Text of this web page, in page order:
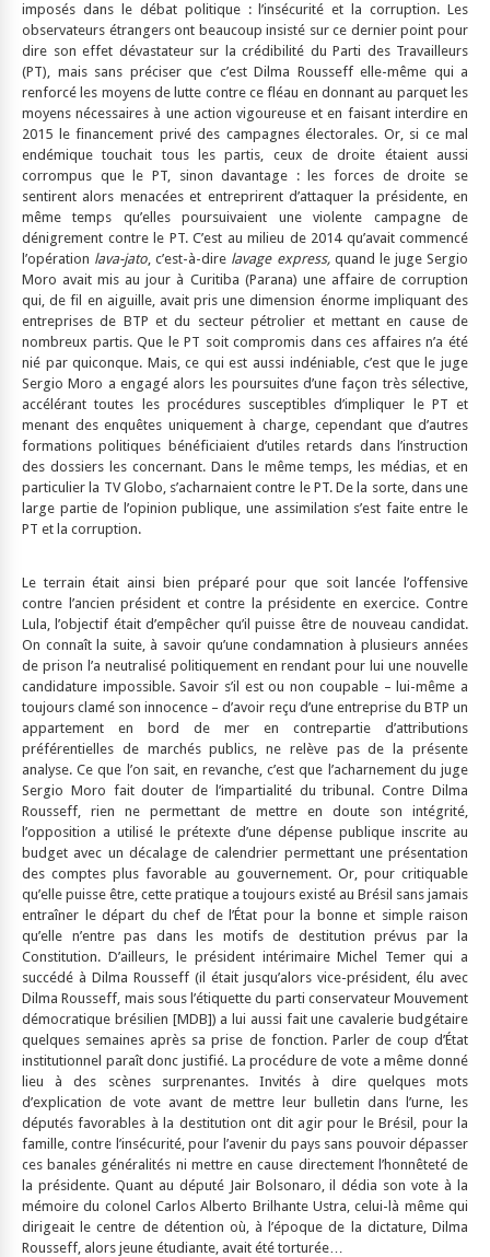
imposés dans le débat politique : l’insécurité et la corruption. Les
observateurs étrangers ont beaucoup insisté sur ce dernier point pour
dire son effet dévastateur sur la crédibilité du Parti des Travailleurs
(PT), mais sans préciser que c’est Dilma Rousseff elle-même qui a
renforcé les moyens de lutte contre ce fléau en donnant au parquet les
moyens nécessaires à une action vigoureuse et en faisant interdire en
2015 le financement privé des campagnes électorales. Or, si ce mal
endémique touchait tous les partis, ceux de droite étaient aussi
corrompus que le PT, sinon davantage : les forces de droite se
sentirent alors menacées et entreprirent d’attaquer la présidente, en
même temps qu’elles poursuivaient une violente campagne de
dénigrement contre le PT. C’est au milieu de 2014 qu’avait commencé
l’opération lava-jato, c’est-à-dire lavage express, quand le juge Sergio
Moro avait mis au jour à Curitiba (Parana) une affaire de corruption
qui, de fil en aiguille, avait pris une dimension énorme impliquant des
entreprises de BTP et du secteur pétrolier et mettant en cause de
nombreux partis. Que le PT soit compromis dans ces affaires n’a été
nié par quiconque. Mais, ce qui est aussi indéniable, c’est que le juge
Sergio Moro a engagé alors les poursuites d’une façon très sélective,
accélérant toutes les procédures susceptibles d’impliquer le PT et
menant des enquêtes uniquement à charge, cependant que d’autres
formations politiques bénéficiaient d’utiles retards dans l’instruction
des dossiers les concernant. Dans le même temps, les médias, et en
particulier la TV Globo, s’acharnaient contre le PT. De la sorte, dans une
large partie de l’opinion publique, une assimilation s’est faite entre le
PT et la corruption.
Le terrain était ainsi bien préparé pour que soit lancée l’offensive
contre l’ancien président et contre la présidente en exercice. Contre
Lula, l’objectif était d’empêcher qu’il puisse être de nouveau candidat.
On connaît la suite, à savoir qu’une condamnation à plusieurs années
de prison l’a neutralisé politiquement en rendant pour lui une nouvelle
candidature impossible. Savoir s’il est ou non coupable – lui-même a
toujours clamé son innocence – d’avoir reçu d’une entreprise du BTP un
appartement en bord de mer en contrepartie d’attributions
préférentielles de marchés publics, ne relève pas de la présente
analyse. Ce que l’on sait, en revanche, c’est que l’acharnement du juge
Sergio Moro fait douter de l’impartialité du tribunal. Contre Dilma
Rousseff, rien ne permettant de mettre en doute son intégrité,
l’opposition a utilisé le prétexte d’une dépense publique inscrite au
budget avec un décalage de calendrier permettant une présentation
des comptes plus favorable au gouvernement. Or, pour critiquable
qu’elle puisse être, cette pratique a toujours existé au Brésil sans jamais
entraîner le départ du chef de l’État pour la bonne et simple raison
qu’elle n’entre pas dans les motifs de destitution prévus par la
Constitution. D’ailleurs, le président intérimaire Michel Temer qui a
succédé à Dilma Rousseff (il était jusqu’alors vice-président, élu avec
Dilma Rousseff, mais sous l’étiquette du parti conservateur Mouvement
démocratique brésilien [MDB]) a lui aussi fait une cavalerie budgétaire
quelques semaines après sa prise de fonction. Parler de coup d’État
institutionnel paraît donc justifié. La procédure de vote a même donné
lieu à des scènes surprenantes. Invités à dire quelques mots
d’explication de vote avant de mettre leur bulletin dans l’urne, les
députés favorables à la destitution ont dit agir pour le Brésil, pour la
famille, contre l’insécurité, pour l’avenir du pays sans pouvoir dépasser
ces banales généralités ni mettre en cause directement l’honnêteté de
la présidente. Quant au député Jair Bolsonaro, il dédia son vote à la
mémoire du colonel Carlos Alberto Brilhante Ustra, celui-là même qui
dirigeait le centre de détention où, à l’époque de la dictature, Dilma
Rousseff, alors jeune étudiante, avait été torturée…